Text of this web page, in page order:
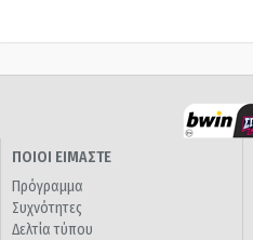
ΠΟΙΟΙ ΕΙΜΑΣΤΕ
Πρόγραμμα
Συχνότητες
Δελτία τύπου